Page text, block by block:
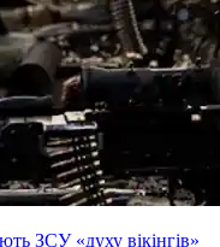
ЗСУ «духу вікінгів»